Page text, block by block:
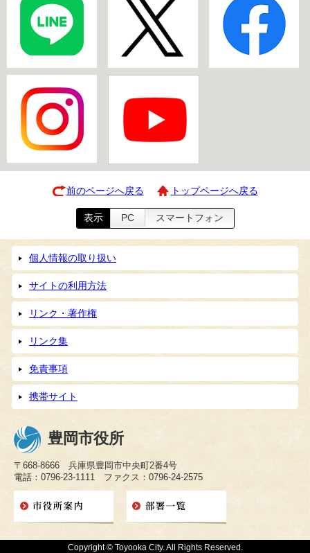
前のページへ戻る トップページへ戻る
表示 PC スマートフォン
個人情報の取り扱い
サイトの利用方法
リンク・著作権
リンク集
免責事項
携帯サイト
豊岡市役所
〒668-8666 兵庫県豊岡市中央町2番4号
電話：0796-23-1111 ファクス：0796-24-2575
Copyright © Toyooka City. All Rights Reserved.